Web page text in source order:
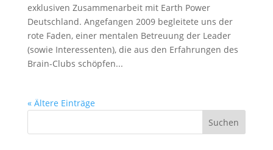
exklusiven Zusammenarbeit mit Earth Power
Deutschland. Angefangen 2009 begleitete uns der
rote Faden, einer mentalen Betreuung der Leader
(sowie Interessenten), die aus den Erfahrungen des
Brain-Clubs schöpfen...
« Ältere Einträge